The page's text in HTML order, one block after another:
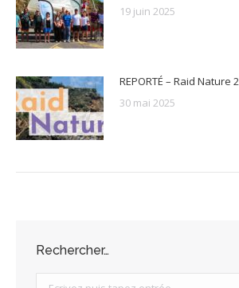
19 juin 2025
REPORTÉ – Raid Nature
30 mai 2025
Rechercher…
Search: